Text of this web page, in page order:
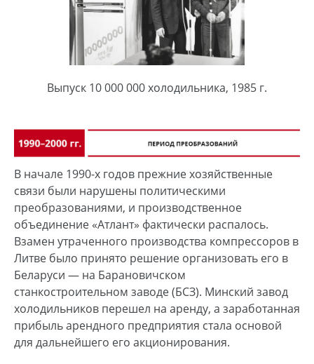
Выпуск 10 000 000 холодильника, 1985 г.
В начале 1990-х годов прежние хозяйственные
связи были нарушены политическими
преобразованиями, и производственное
объединение «Атлант» фактически распалось.
Взамен утраченного производства компрессоров в
Литве было принято решение организовать его в
Беларуси — на Барановичском
станкостроительном заводе (БСЗ). Минский завод
холодильников перешел на аренду, а заработанная
прибыль арендного предприятия стала основой
для дальнейшего его акционирования.